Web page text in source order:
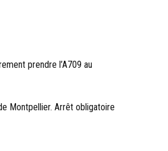
prendre l’A709 au
Montpellier. Arrêt obligatoire